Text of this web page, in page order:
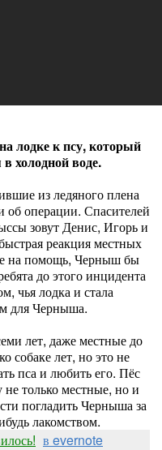
лодке к псу, который
холодной воде.
из ледяного плена
об операции. Спасителей
зовут Денис, Игорь и
реакция местных
на помощь, Черныш бы
до этого инцидента
чья лодка и стала
для Черныша.
лет, даже местные до
собаке лет, но это не
пса и любить его. Пёс
только местные, но и
погладить Черныша за
лакомством.
в evernote